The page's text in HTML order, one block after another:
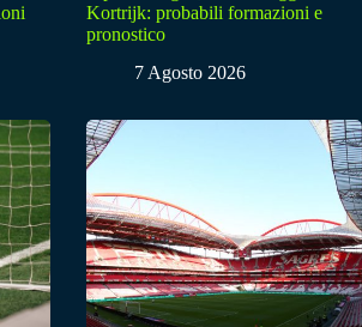
Kortrijk: probabili formazioni e
pronostico
7 Agosto 2026